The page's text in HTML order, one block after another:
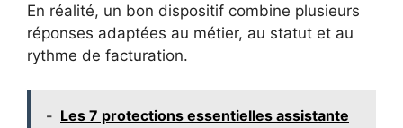
En réalité, un bon dispositif combine plusieurs
réponses adaptées au métier, au statut et au
rythme de facturation.
- Les 7 protections essentielles assistante